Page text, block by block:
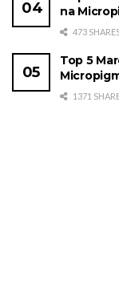
na
473
Top 5
1371